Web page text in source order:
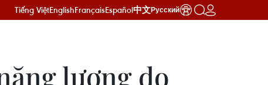
Tiếng ViệtEnglishFrançaisEspañol中文Русский
lượng do